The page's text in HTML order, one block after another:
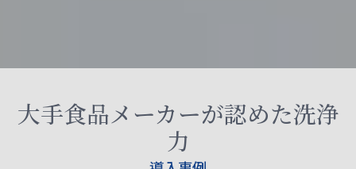
大手食品メーカーが認めた洗浄
力